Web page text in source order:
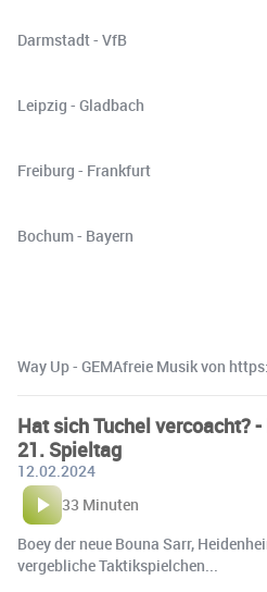
Darmstadt - VfB
Leipzig - Gladbach
Freiburg - Frankfurt
Bochum - Bayern
Way Up - GEMAfreie Musik von
Hat sich Tuchel vercoacht?
21. Spieltag
12.02.2024
33 Minuten
Boey der neue Bouna Sarr,
vergebliche Taktikspielchen...